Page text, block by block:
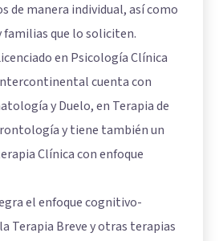
de manera individual, así como
familias que lo soliciten.
en Psicología Clínica
cuenta con
y Duelo, en Terapia de
y tiene también un
Clínica con enfoque
el enfoque cognitivo-
Terapia Breve y otras terapias